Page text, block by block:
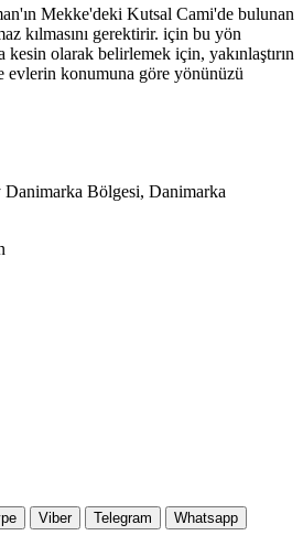
Mekke'deki Kutsal Cami'de bulunan
kılmasını gerektirir. için bu yön
olarak belirlemek için, yakınlaştırın
evlerin konumuna göre yönünüzü
Bölgesi, Danimarka
Viber Telegram Whatsapp